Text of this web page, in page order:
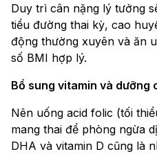
Duy trì cân nặng lý tưởng
tiểu đường thai kỳ, cao
động thường xuyên và ăn
số BMI hợp lý.
Bổ sung vitamin và dưỡng
Nên uống acid folic (tối
mang thai để phòng ngừa
DHA và vitamin D cũng là